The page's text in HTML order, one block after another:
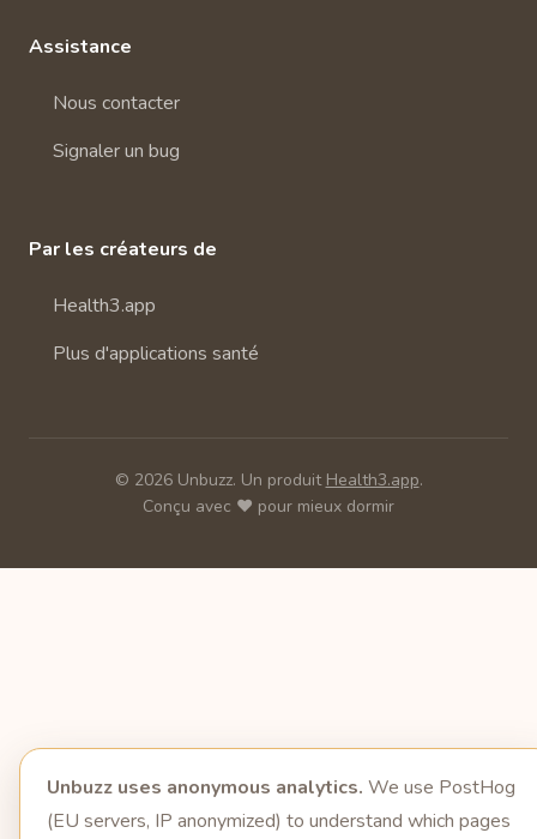
Assistance
Nous contacter
Signaler un bug
Par les créateurs de
Health3.app
Plus d'applications santé
© 2026 Unbuzz. Un produit Health3.app.
Conçu avec ❤️ pour mieux dormir
Unbuzz uses anonymous analytics. We use PostHog
(EU servers, IP anonymized) to understand which pages